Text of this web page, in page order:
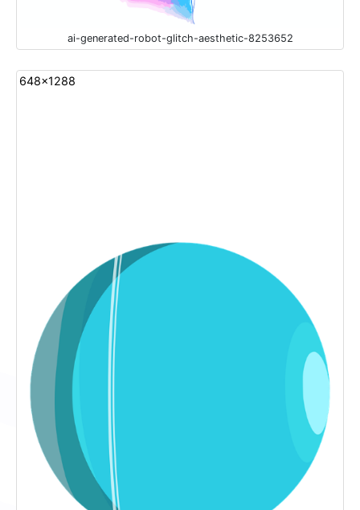
ai-generated-robot-glitch-aesthetic-8253652
648x1288